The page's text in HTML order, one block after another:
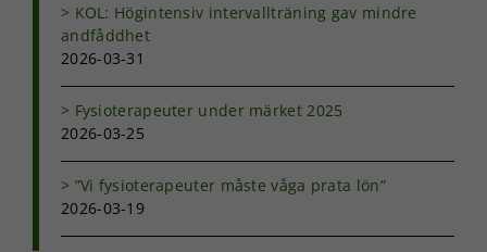
KOL: Högintensiv intervallträning gav mindre
andfåddhet
2026-03-31
Fysioterapeuter under märket 2025
2026-03-25
”Vi fysioterapeuter måste våga prata lön”
2026-03-19